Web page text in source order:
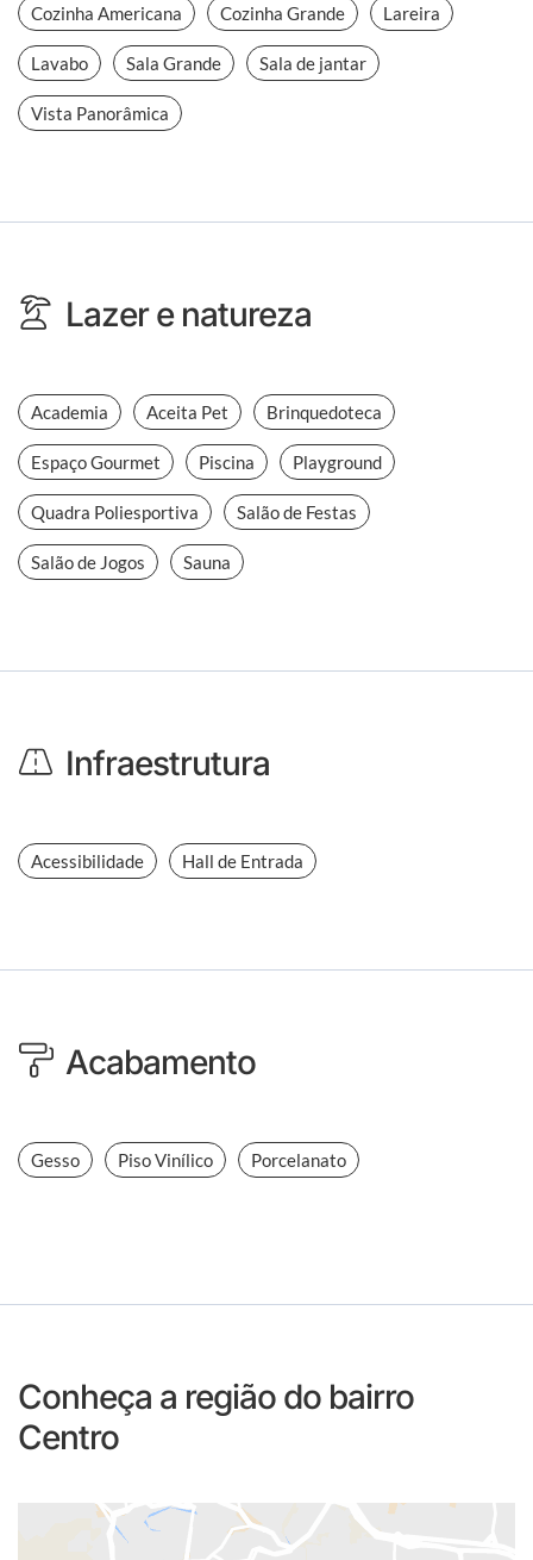
Cozinha Americana Cozinha Grande Lareira
Lavabo Sala Grande Sala de jantar
Vista Panorâmica
Lazer e natureza
Academia Aceita Pet Brinquedoteca
Espaço Gourmet Piscina Playground
Quadra Poliesportiva Salão de Festas
Salão de Jogos Sauna
Infraestrutura
Acessibilidade Hall de Entrada
Acabamento
Gesso Piso Vinílico Porcelanato
Conheça a região do bairro
Centro